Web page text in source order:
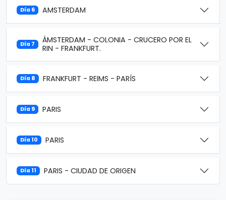
Día 6 AMSTERDAM
Día 7
ÁMSTERDAM - COLONIA - CRUCERO POR EL
RIN - FRANKFURT.
Día 8 FRANKFURT - REIMS - PARÍS
Día 9 PARIS
Día 10 PARIS
Día 11 PARIS - CIUDAD DE ORIGEN